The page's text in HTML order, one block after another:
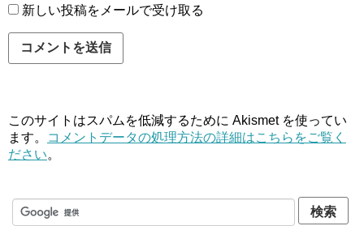
新しい投稿をメールで受け取る
このサイトはスパムを低減するために Akismet を使ってい
ます。
コメントデータの処理方法の詳細はこちらをご覧く
ださい。